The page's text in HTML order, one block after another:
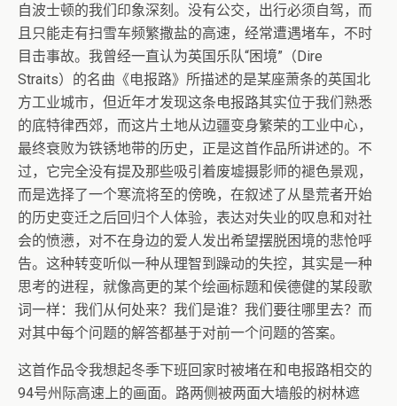
自波士顿的我们印象深刻。没有公交，出行必须自驾，而
且只能走有扫雪车频繁撒盐的高速，经常遭遇堵车，不时
目击事故。我曾经一直认为英国乐队“困境”（Dire
Straits）的名曲《电报路》所描述的是某座萧条的英国北
方工业城市，但近年才发现这条电报路其实位于我们熟悉
的底特律西郊，而这片土地从边疆变身繁荣的工业中心，
最终衰败为铁锈地带的历史，正是这首作品所讲述的。不
过，它完全没有提及那些吸引着废墟摄影师的褪色景观，
而是选择了一个寒流将至的傍晚，在叙述了从垦荒者开始
的历史变迁之后回归个人体验，表达对失业的叹息和对社
会的愤懑，对不在身边的爱人发出希望摆脱困境的悲怆呼
告。这种转变听似一种从理智到躁动的失控，其实是一种
思考的进程，就像高更的某个绘画标题和侯德健的某段歌
词一样：我们从何处来？我们是谁？我们要往哪里去？而
对其中每个问题的解答都基于对前一个问题的答案。
这首作品令我想起冬季下班回家时被堵在和电报路相交的
94号州际高速上的画面。路两侧被两面大墙般的树林遮